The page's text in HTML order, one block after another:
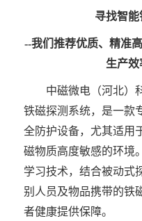
资
证
书
招
贤
士
智
铁
磁
探
测
系
统
双
柱
式
铁
磁
探
测
系
统
单
式
铁
磁
探
测
系
统
无
推
车
无
紫
外
线
消
毒
车
无
监
控
摄
像
头
无
轮
椅
无
线
圈
柜
公
司
绩
新
闻
动
寻找智能
--我们推荐优质、精准
生产效
中磁微电（河北）
铁磁探测系统，是一款
全防护设备，尤其适用
磁物质高度敏感的环境
学习技术，结合被动式
别人员及物品携带的铁
者健康提供保障。